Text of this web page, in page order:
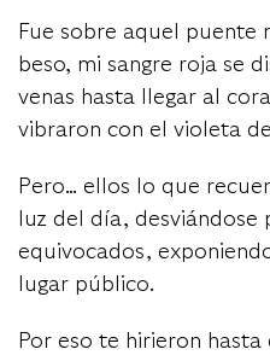
Fue sobre aquel puente
beso, mi sangre roja se
venas hasta llegar al
vibraron con el violeta
Pero… ellos lo que
luz del día, desviándose
equivocados,
lugar público.
Por eso te hirieron